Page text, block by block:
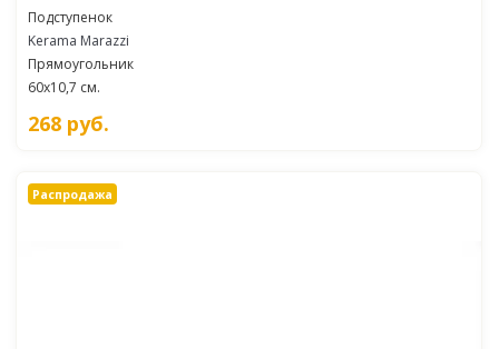
Подступенок
Kerama Marazzi
Прямоугольник
60x10,7 см.
268 руб.
Распродажа